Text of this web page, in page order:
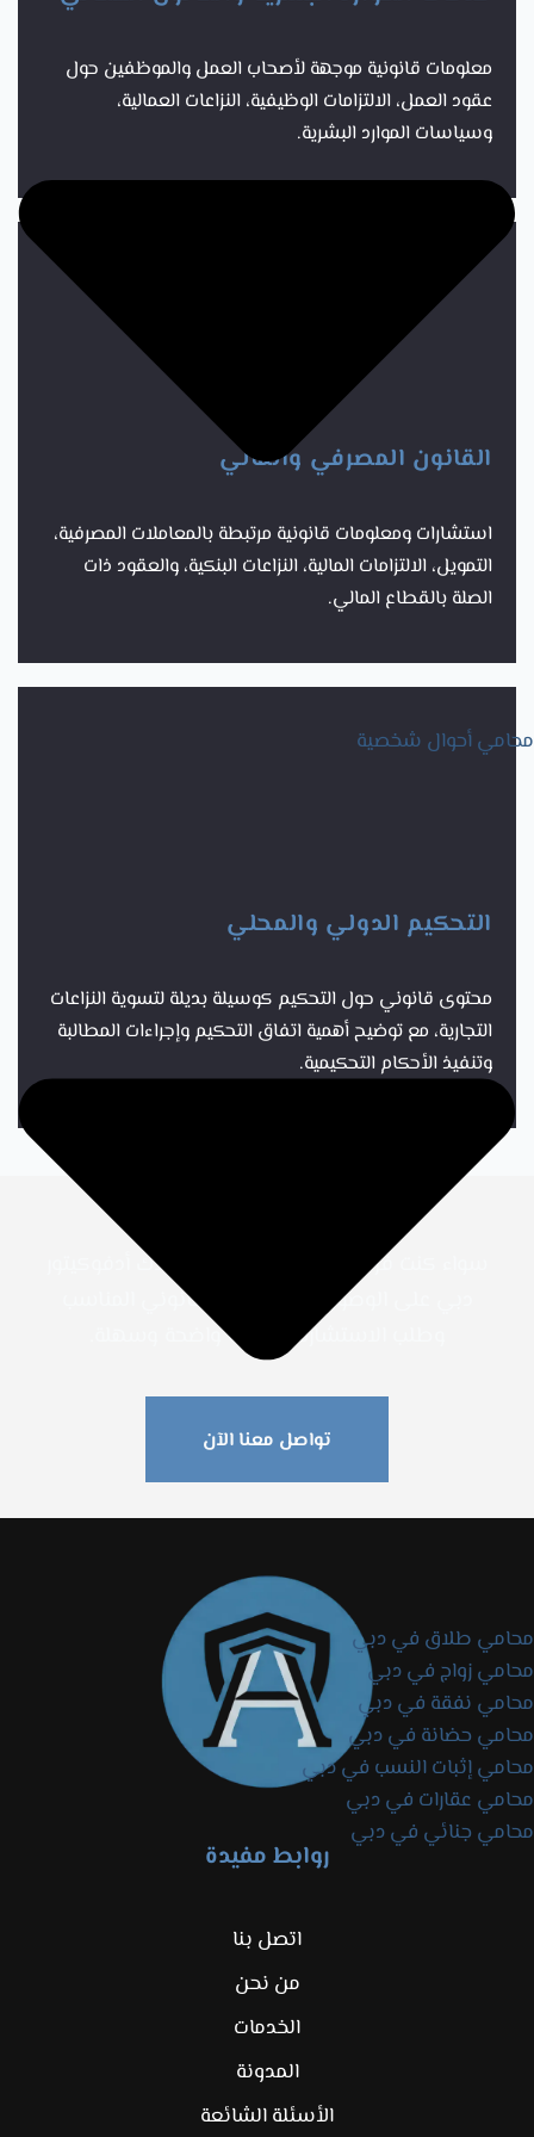
محامي أحوال شخصية
محامي طلاق في دبي
محامي زواج في دبي
محامي نفقة في دبي
محامي حضانة في دبي
محامي إثبات النسب في دبي
محامي عقارات في دبي
محامي جنائي في دبي
معلومات قانونية موجهة لأصحاب العمل والموظفين حول
عقود العمل، الالتزامات الوظيفية، النزاعات العمالية،
وسياسات الموارد البشرية.
القانون المصرفي والمالي
استشارات ومعلومات قانونية مرتبطة بالمعاملات المصرفية،
التمويل، الالتزامات المالية، النزاعات البنكية، والعقود ذات
الصلة بالقطاع المالي.
التحكيم الدولي والمحلي
محتوى قانوني حول التحكيم كوسيلة بديلة لتسوية النزاعات
التجارية، مع توضيح أهمية اتفاق التحكيم وإجراءات المطالبة
وتنفيذ الأحكام التحكيمية.
سواء كنت فردًا أو صاحب شركة، يساعدك أدفوكيتور
دبي على الوصول إلى المجال القانوني المناسب
وطلب الاستشارة بطريقة واضحة وسهلة.
تواصل معنا الآن
روابط مفيدة
اتصل بنا
من نحن
الخدمات
المدونة
الأسئلة الشائعة